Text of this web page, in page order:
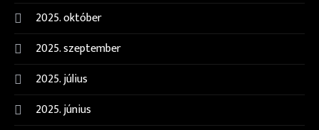
2025. október
2025. szeptember
2025. július
2025. június